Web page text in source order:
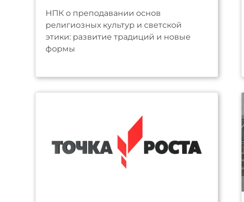
НПК о преподавании основ
религиозных культур и светской
этики: развитие традиций и новые
формы